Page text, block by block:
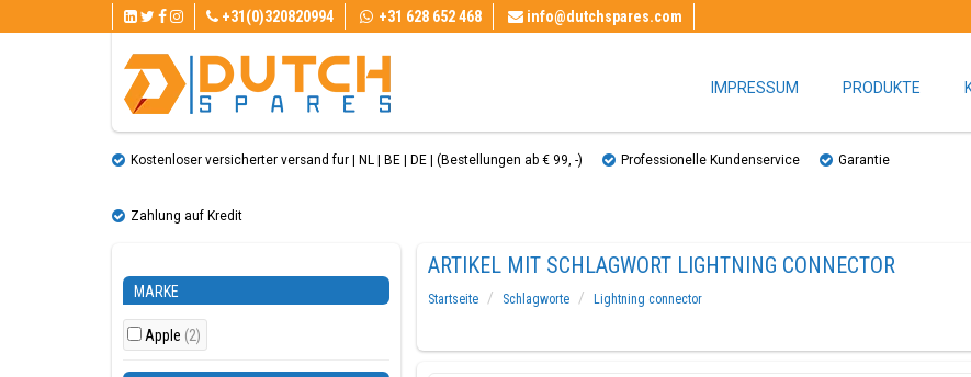
+31(0)320820994 +31 628 652 468 info@dutchspares.com
IMPRESSUM PRODUKTE
Kostenloser versicherter versand fur | NL | BE | DE | (Bestellungen ab € 99, ​​-) Professionelle Kundenservice Garantie
Zahlung auf Kredit
MARKE
Apple (2)
ARTIKEL MIT SCHLAGWORT LIGHTNING CONNECTOR
Startseite Schlagworte
Lightning connector